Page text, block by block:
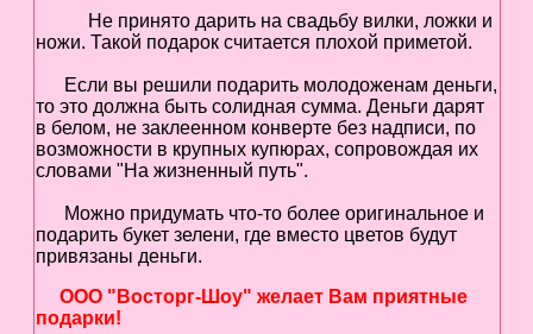
Не принято дарить на свадьбу вилки, ложки и
ножи. Такой подарок считается плохой приметой.
Если вы решили подарить молодоженам деньги,
то это должна быть солидная сумма. Деньги дарят
в белом, не заклеенном конверте без надписи, по
возможности в крупных купюрах, сопровождая их
словами "На жизненный путь".
Можно придумать что-то более оригинальное и
подарить букет зелени, где вместо цветов будут
привязаны деньги.
ООО "Восторг-Шоу" желает Вам приятные
подарки!